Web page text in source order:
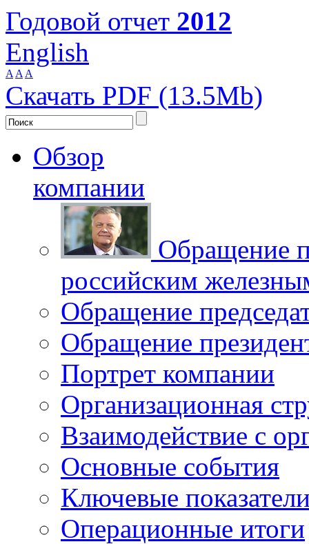
Годовой отчет 2012
English
A A A
Скачать PDF (13.5Mb)
Обзор
компании
Обращение
российским
Обращение
Обращение
Портрет компании
Организационная
Взаимодействие с
Основные события
Ключевые
Операционные итоги